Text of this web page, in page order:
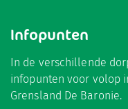
Infopunten
In de verschillende
infopunten voor volop
Grensland De Baronie.